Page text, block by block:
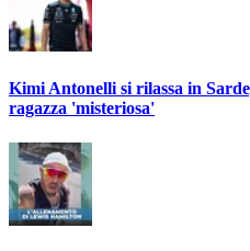
Kimi Antonelli si rilassa in
ragazza 'misteriosa'